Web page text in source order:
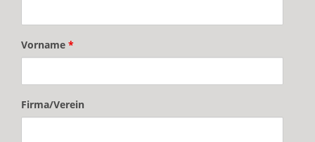
Vorname *
Firma/Verein